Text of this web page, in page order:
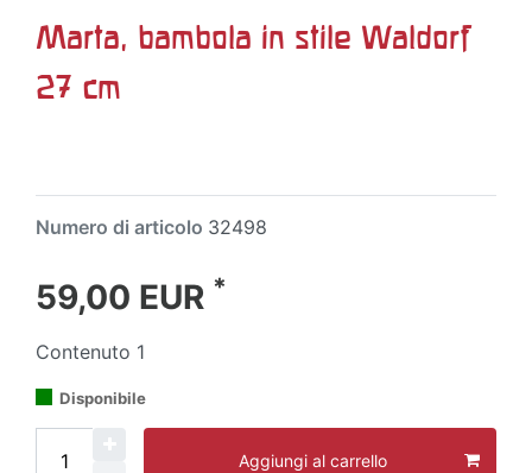
Marta, bambola in stile Waldorf
27 cm
Numero di articolo 32498
59,00 EUR *
Contenuto 1
Disponibile
Aggiungi al carrello